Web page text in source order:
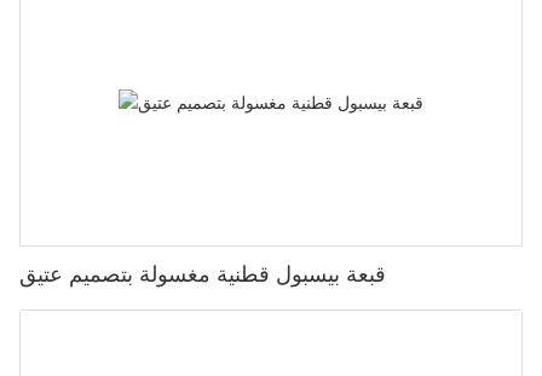
قبعة بيسبول قطنية مغسولة بتصميم عتيق